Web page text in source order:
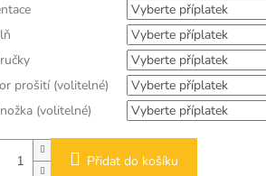
prošití (volitelné)
(volitelné)
Přidat do košíku